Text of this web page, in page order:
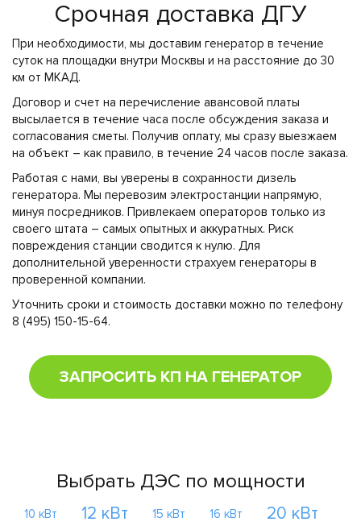
Срочная доставка ДГУ
При необходимости, мы доставим генератор в течение
суток на площадки внутри Москвы и на расстояние до 30
км от МКАД.
Договор и счет на перечисление авансовой платы
высылается в течение часа после обсуждения заказа и
согласования сметы. Получив оплату, мы сразу выезжаем
на объект – как правило, в течение 24 часов после заказа.
Работая с нами, вы уверены в сохранности дизель
генератора. Мы перевозим электростанции напрямую,
минуя посредников. Привлекаем операторов только из
своего штата – самых опытных и аккуратных. Риск
повреждения станции сводится к нулю. Для
дополнительной уверенности страхуем генераторы в
проверенной компании.
Уточнить сроки и стоимость доставки можно по телефону
8 (495) 150-15-64.
ЗАПРОСИТЬ КП НА ГЕНЕРАТОР
Выбрать ДЭС по мощности
10 кВт 12 кВт 15 кВт 16 кВт 20 кВт